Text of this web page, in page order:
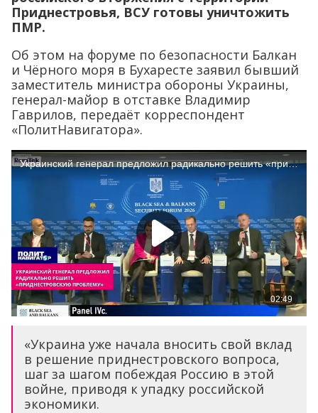
Приднестровья, ВСУ готовы уничтожить
ПМР.
Об этом на форуме по безопасности Балкан
и Чёрного моря в Бухаресте заявил бывший
заместитель министра обороны Украины,
генерал-майор в отставке Владимир
Гаврилов, передаёт корреспондент
«ПолитНавигатора».
«Украина уже начала вносить свой вклад
в решение приднестровского вопроса,
шаг за шагом побеждая Россию в этой
войне, приводя к упадку российской
экономики.